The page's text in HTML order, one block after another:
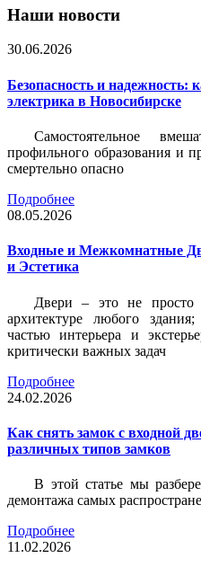
Наши новости
30.06.2026
Безопасность и надежность:
электрика в Новосибирске
Самостоятельное
профильного образования и
смертельно опасно
Подробнее
08.05.2026
Входные и Межкомнатные
и Эстетика
Двери – это не просто
архитектуре любого
частью интерьера и
критически важных задач
Подробнее
24.02.2026
Как снять замок с входной
различных типов замков
В этой статье мы
демонтажа самых
Подробнее
11.02.2026